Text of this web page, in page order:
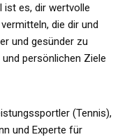
ist es, dir wertvolle
die dir und
und gesünder zu
persönlichen Ziele
(Tennis),
und Experte für